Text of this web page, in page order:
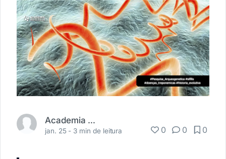
Academia Médica
jan. 25 - 3 min de leitura 0 0 0